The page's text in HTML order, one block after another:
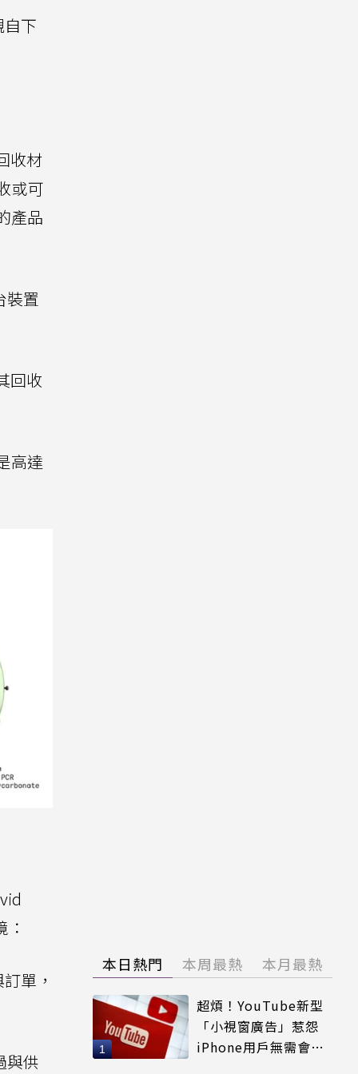
下
收材
或可
產品
裝置
回收
高達
單，
與供
本日熱門 本周最熱 本月最熱
超煩！YouTube新型
「小視窗廣告」惹怨
iPhone用戶無需會員